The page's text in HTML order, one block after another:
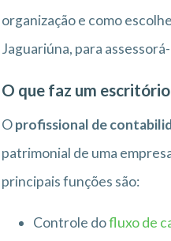
organização e como
Jaguariúna, para
O que faz um
Oprofissional de
patrimonial de uma
principais funções são:
Controle dofluxo de